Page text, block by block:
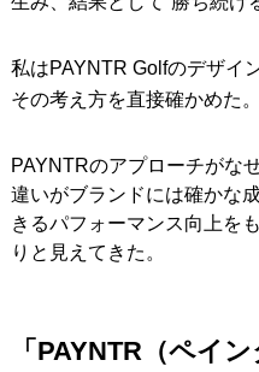
私はPAYNTR Golfのデザイ
その考え方を直接確かめた。
PAYNTRのアプローチがな
違いがブランドには確かな
きるパフォーマンス向上を
りと見えてきた。
「PAYNTR（ペイ